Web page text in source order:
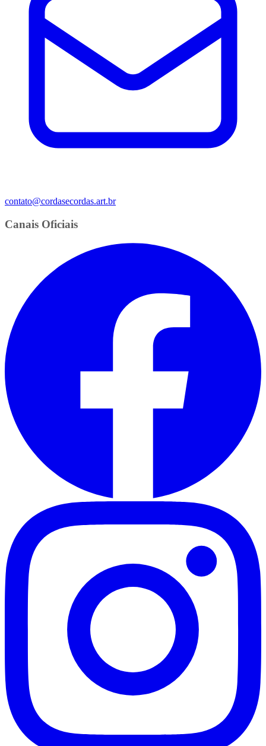
contato@cordasecordas.art.br
Canais Oficiais